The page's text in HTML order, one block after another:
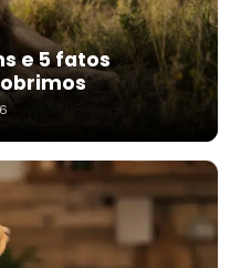
e 5 fatos